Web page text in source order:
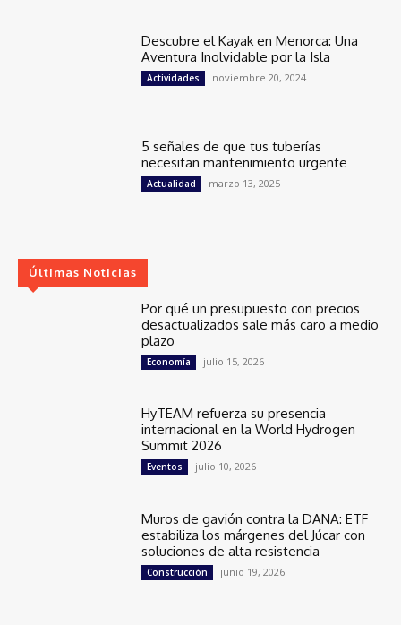
Descubre el Kayak en Menorca: Una
Aventura Inolvidable por la Isla
Actividades noviembre 20, 2024
5 señales de que tus tuberías
necesitan mantenimiento urgente
Actualidad marzo 13, 2025
Últimas Noticias
Por qué un presupuesto con precios
desactualizados sale más caro a medio
plazo
Economía julio 15, 2026
HyTEAM refuerza su presencia
internacional en la World Hydrogen
Summit 2026
Eventos julio 10, 2026
Muros de gavión contra la DANA: ETF
estabiliza los márgenes del Júcar con
soluciones de alta resistencia
Construcción junio 19, 2026